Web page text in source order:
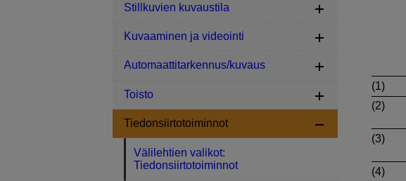
(1)
(2)
(3)
(4)
Stillkuvien kuvaustila
Kuvaaminen ja videointi
Automaattitarkennus/kuvaus
Toisto
Tiedonsiirtotoiminnot
Välilehtien valikot:
Tiedonsiirtotoiminnot